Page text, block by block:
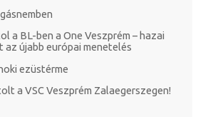
a BL-ben a One Veszprém – hazai
az újabb európai menetelés
ezüstérme
a VSC Veszprém Zalaegerszegen!